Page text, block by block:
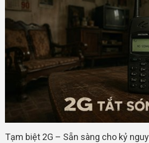
Tạm biệt 2G – Sẵn sàng cho kỷ